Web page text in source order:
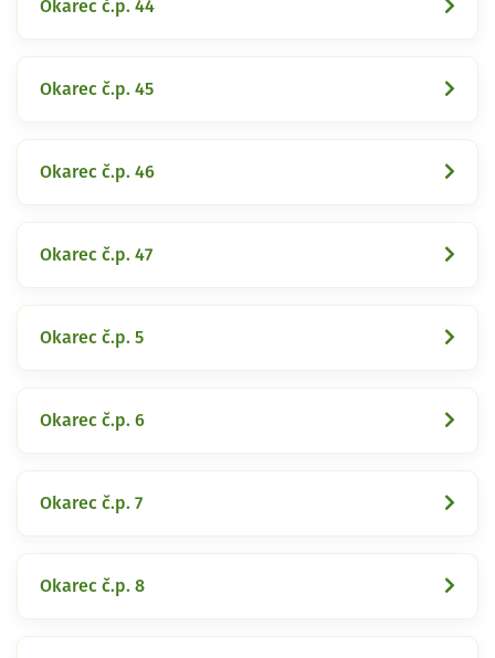
Okarec č.p. 44
Okarec č.p. 45
Okarec č.p. 46
Okarec č.p. 47
Okarec č.p. 5
Okarec č.p. 6
Okarec č.p. 7
Okarec č.p. 8